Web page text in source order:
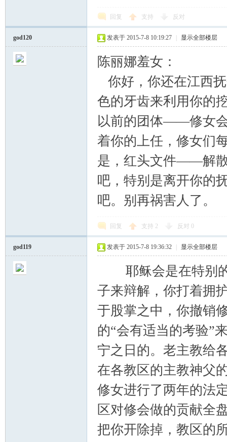
回复 支持 反对
god120 发表于 2015-7-8 10:19:27 显示全部楼层
陈丽娜羞女：
你好，你还在江西
色的牙齿来利用你的
以前的团体——修女
着你的上任，修女们
是，红头文件——解
吧，特别是离开你的
吧。别再祸害人了。
回复 支持 2 反对 0
god119 发表于 2015-7-8 19:36:32 显示全部楼层
耶稣会是在特别的
子来辩解，你打着拥
于股掌之中，你撤销
的“会有适当的考验”
宁之日的。老主教给
在各教区的主教神父
修女进行了两年的法
区对修会做的贡献全
把你开除掉，教区的